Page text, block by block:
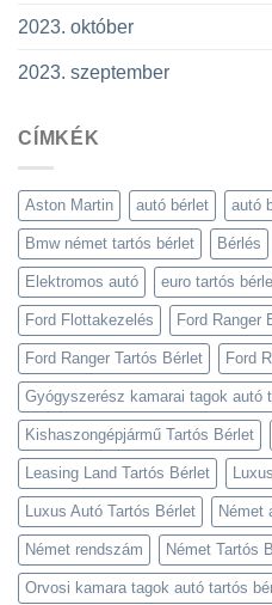
2023. október
2023. szeptember
CÍMKÉK
Aston Martin autó bérlet autó
Bmw német tartós bérlet Bérlés
Elektromos autó euro tartós
Ford Flottakezelés Ford Ranger
Ford Ranger Tartós Bérlet Ford
Gyógyszerész kamarai tagok autó
Kishaszongépjármű Tartós Bérlet
Leasing Land Tartós Bérlet
Luxus Autó Tartós Bérlet Német
Német rendszám Német Tartós
Orvosi kamara tagok autó tartós